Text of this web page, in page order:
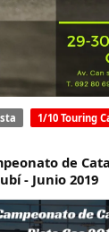
1/10 Touring
de
- Junio 2019